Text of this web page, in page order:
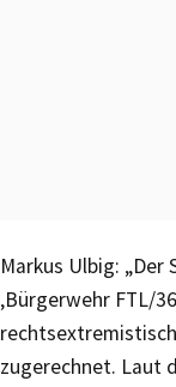
Markus Ulbig:
‚Bürgerwehr FTL/
zugerechnet. Laut